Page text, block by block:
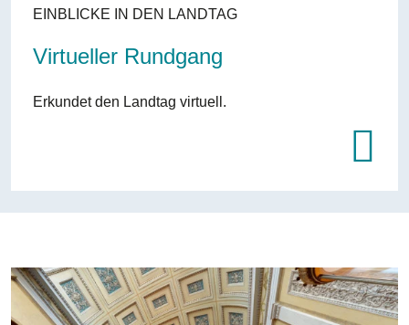
EINBLICKE IN DEN LANDTAG
Virtueller Rundgang
Erkundet den Landtag virtuell.
Bilddatei